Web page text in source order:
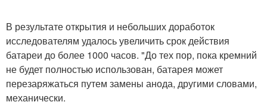
В результате открытия и небольших доработок
исследователям удалось увеличить срок действия
батареи до более 1000 часов. "До тех пор, пока кремний
не будет полностью использован, батарея может
перезаряжаться путем замены анода, другими словами,
механически.